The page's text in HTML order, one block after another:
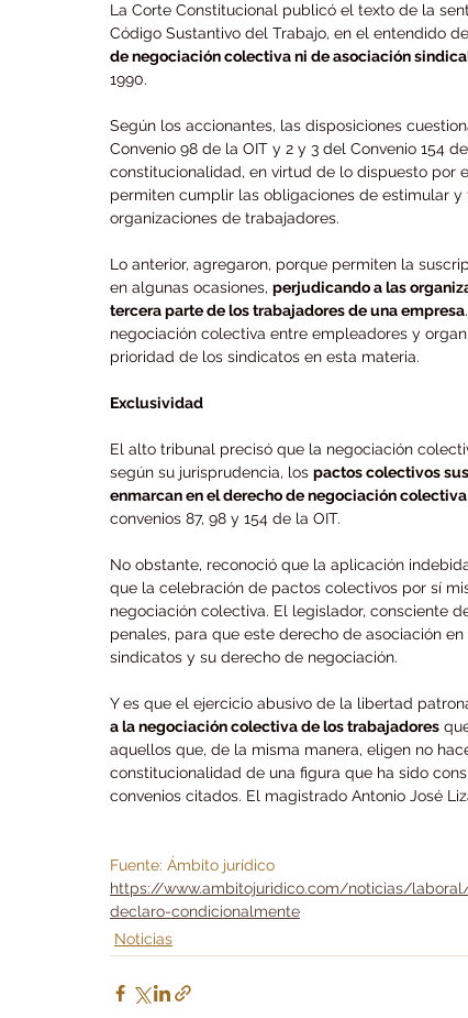
La Corte Constitucional publicó el texto de la
Código Sustantivo del Trabajo, en el entendido
de negociación colectiva ni de asociación
1990.
Según los accionantes, las disposiciones
Convenio 98 de la OIT y 2 y 3 del Convenio 154
constitucionalidad, en virtud de lo dispuesto por
permiten cumplir las obligaciones de estimular
organizaciones de trabajadores.
Lo anterior, agregaron, porque permiten la
en algunas ocasiones, perjudicando a las
tercera parte de los trabajadores de una empresa
negociación colectiva entre empleadores y
prioridad de los sindicatos en esta materia.
Exclusividad
El alto tribunal precisó que la negociación
según su jurisprudencia, los pactos colectivos
enmarcan en el derecho de negociación colectiva
convenios 87, 98 y 154 de la OIT.
No obstante, reconoció que la aplicación
que la celebración de pactos colectivos por sí
negociación colectiva. El legislador, consciente
penales, para que este derecho de asociación
sindicatos y su derecho de negociación.
Y es que el ejercicio abusivo de la libertad
a la negociación colectiva de los trabajadores
aquellos que, de la misma manera, eligen no
constitucionalidad de una figura que ha sido
convenios citados. El magistrado Antonio José
Fuente: Ámbito jurídico
https://www.ambitojuridico.com/noticias/
declaro-condicionalmente
Noticias